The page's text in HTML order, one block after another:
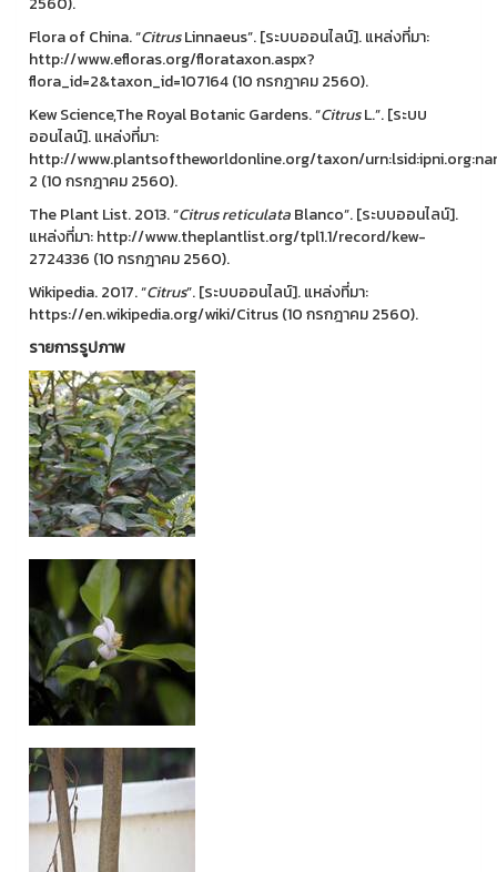
Flora of China. “CitrusLinnaeus”. [ระบบออนไลน์]. แหล่งที่มา:
http://www.efloras.org/florataxon.aspx?
flora_id=2&taxon_id=107164 (10 กรกฎาคม 2560).
Kew Science,The Royal Botanic Gardens. “CitrusL.”. [ระบบ
ออนไลน์]. แหล่งที่มา:
http://www.plantsoftheworldonline.org/taxon/
2 (10 กรกฎาคม 2560).
The Plant List. 2013. “CitrusreticulataBlanco”. [ระบบออนไลน์].
แหล่งที่มา: http://www.theplantlist.org/tpl1.1/record/kew-
2724336 (10 กรกฎาคม 2560).
Wikipedia. 2017. “Citrus”. [ระบบออนไลน์]. แหล่งที่มา:
https://en.wikipedia.org/wiki/Citrus (10 กรกฎาคม 2560).
รายการรูปภาพ